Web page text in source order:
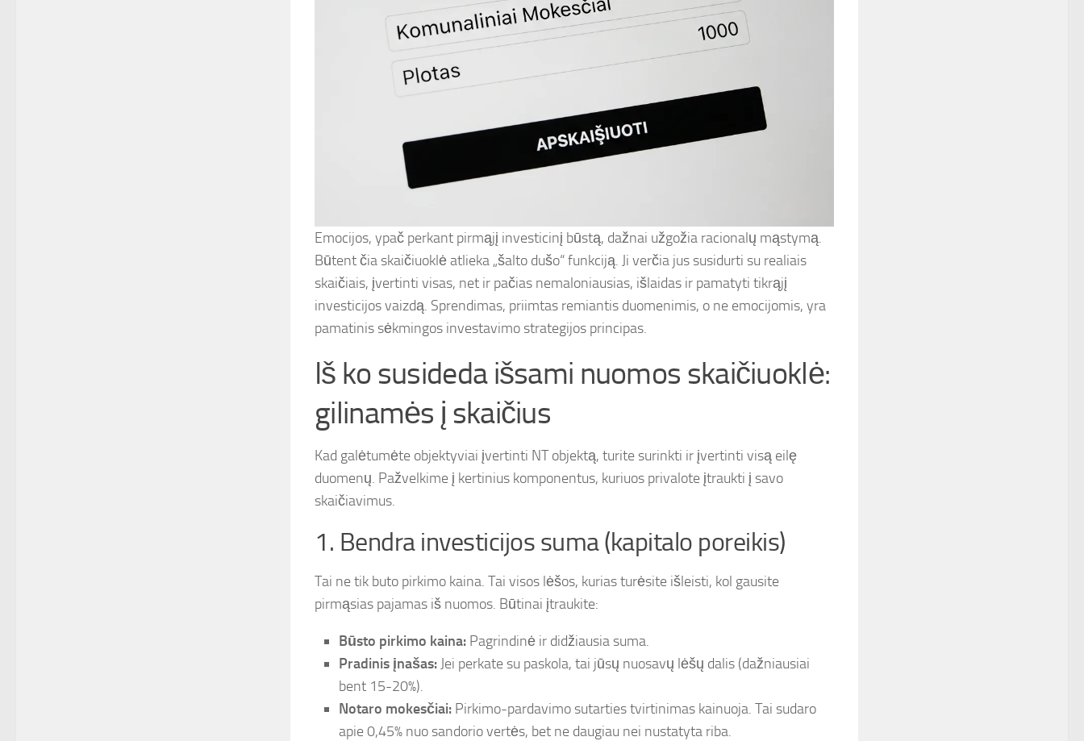
Emocijos, ypač perkant pirmąjį investicinį būstą, dažnai užgožia racionalų mąstymą.
Būtent čia skaičiuoklė atlieka „šalto dušo“ funkciją. Ji verčia jus susidurti su realiais
skaičiais, įvertinti visas, net ir pačias nemaloniausias, išlaidas ir pamatyti tikrąjį
investicijos vaizdą. Sprendimas, priimtas remiantis duomenimis, o ne emocijomis, yra
pamatinis sėkmingos investavimo strategijos principas.
Iš ko susideda išsami nuomos skaičiuoklė:
gilinamės į skaičius
Kad galėtumėte objektyviai įvertinti NT objektą, turite surinkti ir įvertinti visą eilę
duomenų. Pažvelkime į kertinius komponentus, kuriuos privalote įtraukti į savo
skaičiavimus.
1. Bendra investicijos suma (kapitalo poreikis)
Tai ne tik buto pirkimo kaina. Tai visos lėšos, kurias turėsite išleisti, kol gausite
pirmąsias pajamas iš nuomos. Būtinai įtraukite:
Būsto pirkimo kaina: Pagrindinė ir didžiausia suma.
Pradinis įnašas: Jei perkate su paskola, tai jūsų nuosavų lėšų dalis (dažniausiai
bent 15-20%).
Notaro mokesčiai: Pirkimo-pardavimo sutarties tvirtinimas kainuoja. Tai sudaro
apie 0,45% nuo sandorio vertės, bet ne daugiau nei nustatyta riba.